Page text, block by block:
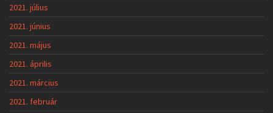
2021. július
2021. június
2021. május
2021. április
2021. március
2021. február